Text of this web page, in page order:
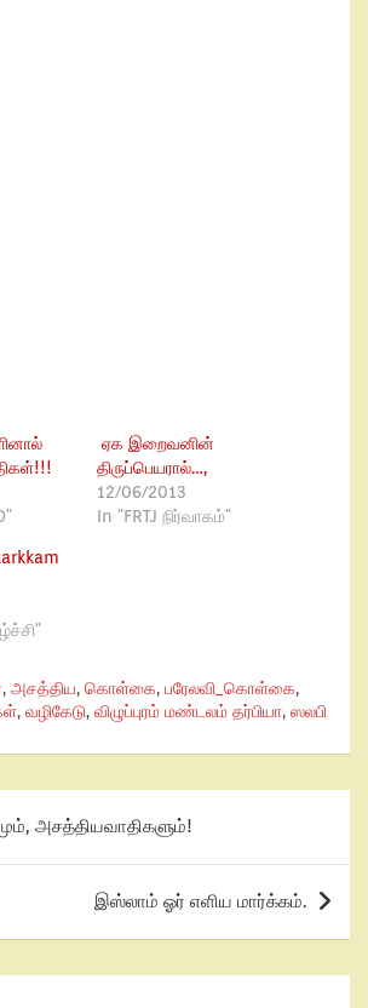
ஏக இறைவனின்
திருப்பெயரால்…,
12/06/2013
In "FRTJ நிர்வாகம்"
, அசத்திய, கொள்கை, பரேலவி_கொள்கை,
, வழிகேடு, விழுப்புரம் மண்டலம் தர்பியா, ஸலபி
அசத்தியவாதிகளும்!
இஸ்லாம் ஓர் எளிய மார்க்கம்.